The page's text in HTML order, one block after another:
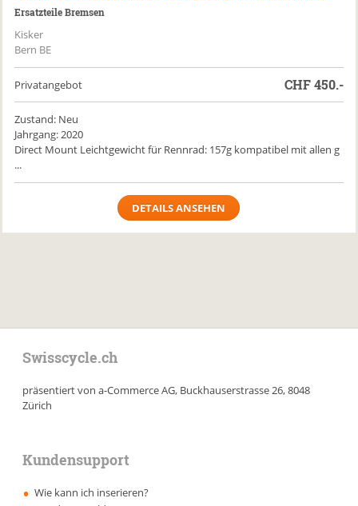
Ersatzteile Bremsen
Kisker
Bern BE
Privatangebot CHF450.-
Zustand: Neu
Jahrgang: 2020
Direct Mount Leichtgewicht für Rennrad: 157g kompatibel mit allen g
...
DETAILS ANSEHEN
Swisscycle.ch
präsentiert von a-Commerce AG, Buckhauserstrasse 26, 8048
Zürich
Kundensupport
Wie kann ich inserieren?